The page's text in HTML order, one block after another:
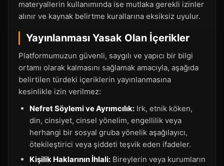
materyallerin kullanımında ise mutlaka gerekli izinler
alınır ve kaynak belirtme kurallarına eksiksiz uyulur.
Yayınlanması Yasak Olan İçerikler
Platformumuzun güvenli, saygılı ve yapıcı bir bilgi
ortamı olarak kalmasını sağlamak amacıyla, aşağıda
belirtilen türdeki içeriklerin yayınlanmasına
kesinlikle izin verilmez:
Nefret Söylemi ve Ayrımcılık: Irk, etnik köken,
din, cinsiyet, cinsel yönelim, engellilik veya
herhangi bir sosyal gruba yönelik aşağılayıcı,
ötekileştirici veya şiddeti teşvik eden ifadeler.
Kişilik Haklarının İhlali: Bireylerin veya kurumların